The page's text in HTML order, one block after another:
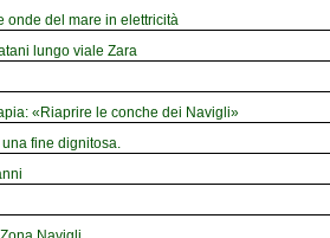
onde del mare in elettricità
lungo viale Zara
«Riaprire le conche dei Navigli»
fine dignitosa.